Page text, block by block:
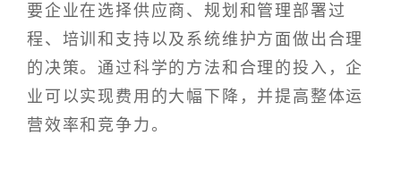
要企业在选择供应商、规划和管理部署过
程、培训和支持以及系统维护方面做出合理
的决策。通过科学的方法和合理的投入，企
业可以实现费用的大幅下降，并提高整体运
营效率和竞争力。